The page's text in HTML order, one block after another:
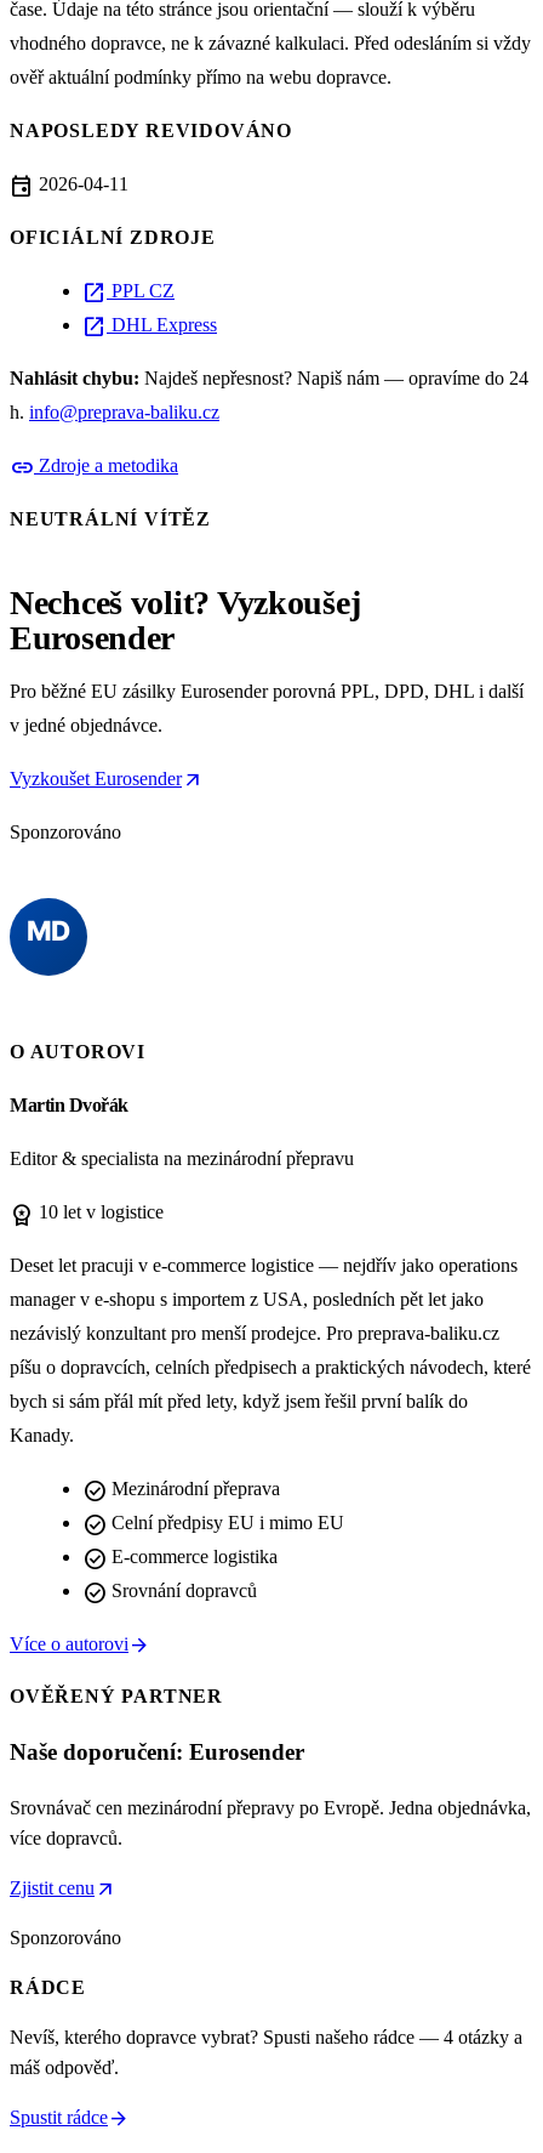
čase. Údaje na této stránce jsou orientační — slouží k výběru
vhodného dopravce, ne k závazné kalkulaci. Před odesláním si vždy
ověř aktuální podmínky přímo na webu dopravce.
NAPOSLEDY REVIDOVÁNO
event 2026-04-11
OFICIÁLNÍ ZDROJE
open_in_new PPL CZ
open_in_new DHL Express
Nahlásit chybu: Najdeš nepřesnost? Napiš nám — opravíme do 24
h. info@preprava-baliku.cz
link Zdroje a metodika
NEUTRÁLNÍ VÍTĚZ
Nechceš volit? Vyzkoušej
Eurosender
Pro běžné EU zásilky Eurosender porovná PPL, DPD, DHL i další
v jedné objednávce.
Vyzkoušet Eurosenderarrow_outward
Sponzorováno
O AUTOROVI
Martin Dvořák
Editor & specialista na mezinárodní přepravu
workspace_premium 10 let v logistice
Deset let pracuji v e-commerce logistice — nejdřív jako operations
manager v e-shopu s importem z USA, posledních pět let jako
nezávislý konzultant pro menší prodejce. Pro preprava-baliku.cz
píšu o dopravcích, celních předpisech a praktických návodech, které
bych si sám přál mít před lety, když jsem řešil první balík do
Kanady.
check_circle Mezinárodní přeprava
check_circle Celní předpisy EU i mimo EU
check_circle E-commerce logistika
check_circle Srovnání dopravců
Více o autoroviarrow_forward
OVĚŘENÝ PARTNER
Naše doporučení: Eurosender
Srovnávač cen mezinárodní přepravy po Evropě. Jedna objednávka,
více dopravců.
Zjistit cenu arrow_outward
Sponzorováno
RÁDCE
Nevíš, kterého dopravce vybrat? Spusti našeho rádce — 4 otázky a
máš odpověď.
Spustit rádcearrow_forward